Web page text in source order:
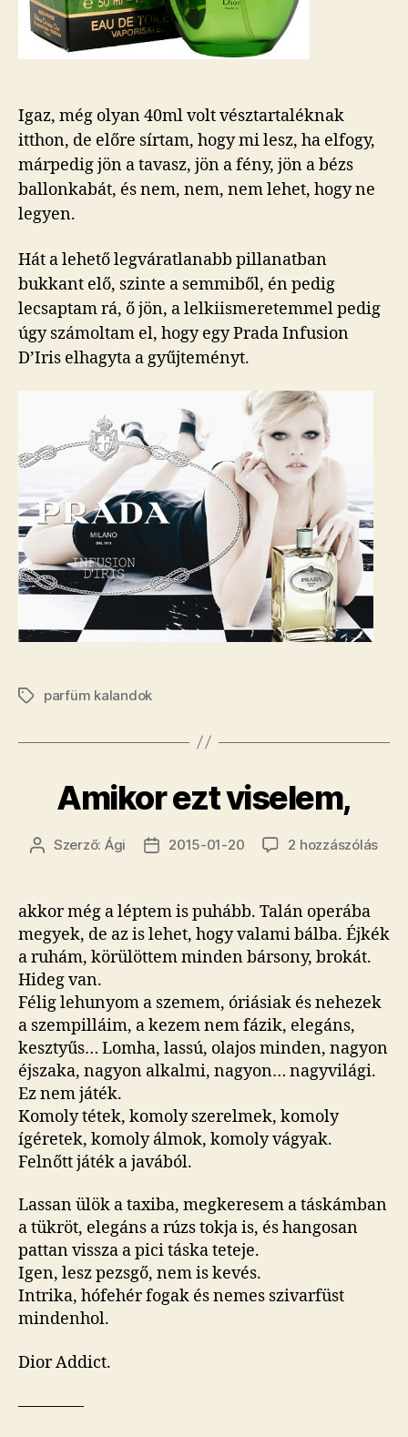
Igaz, még olyan 40ml volt vésztartaléknak
itthon, de előre sírtam, hogy mi lesz, ha elfogy,
márpedig jön a tavasz, jön a fény, jön a bézs
ballonkabát, és nem, nem, nem lehet, hogy ne
legyen.
Hát a lehető legváratlanabb pillanatban
bukkant elő, szinte a semmiből, én pedig
lecsaptam rá, ő jön, a lelkiismeretemmel pedig
úgy számoltam el, hogy egy Prada Infusion
D’Iris elhagyta a gyűjteményt.
Címkékparfüm kalandok
Amikor ezt viselem,
Bejegyzés
Szerző: Ági
Bejegyzés
2015-01-20 2 hozzászólás
akkor még a léptem is puhább. Talán operába
megyek, de az is lehet, hogy valami bálba. Éjkék
a ruhám, körülöttem minden bársony, brokát.
Hideg van.
Félig lehunyom a szemem, óriásiak és nehezek
a szempilláim, a kezem nem fázik, elegáns,
kesztyűs… Lomha, lassú, olajos minden, nagyon
éjszaka, nagyon alkalmi, nagyon… nagyvilági.
Ez nem játék.
Komoly tétek, komoly szerelmek, komoly
ígéretek, komoly álmok, komoly vágyak.
Felnőtt játék a javából.
Lassan ülök a taxiba, megkeresem a táskámban
a tükröt, elegáns a rúzs tokja is, és hangosan
pattan vissza a pici táska teteje.
Igen, lesz pezsgő, nem is kevés.
Intrika, hófehér fogak és nemes szivarfüst
mindenhol.
Dior Addict.
————